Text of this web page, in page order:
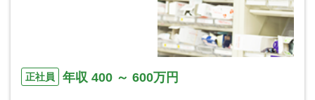
正社員 年収 400 ～ 600万円